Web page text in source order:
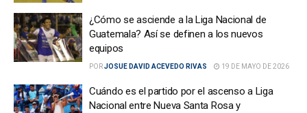
¿Cómo se asciende a la Liga Nacional de
Guatemala? Así se definen a los nuevos
equipos
PORJOSUE DAVID ACEVEDO RIVAS 19 DE MAYO DE 2026
Cuándo es el partido por el ascenso a Liga
Nacional entre Nueva Santa Rosa y